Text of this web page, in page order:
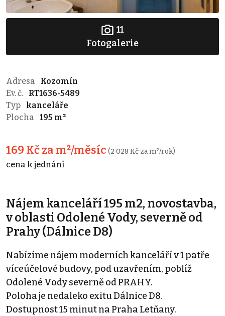
11
Fotogalerie
Adresa
Kozomín
Ev. č.
RT1636-5489
Typ
kanceláře
Plocha
195 m²
169 Kč za m²/měsíc (2 028 Kč za m²/rok)
cena k jednání
Nájem kanceláří 195 m2, novostavba,
v oblasti Odolené Vody, severně od
Prahy (Dálnice D8)
Nabízíme nájem moderních kanceláří v 1 patře
víceúčelové budovy, pod uzavřením, poblíž
Odolené Vody severně od PRAHY.
Poloha je nedaleko exitu Dálnice D8.
Dostupnost 15 minut na Praha Letňany.